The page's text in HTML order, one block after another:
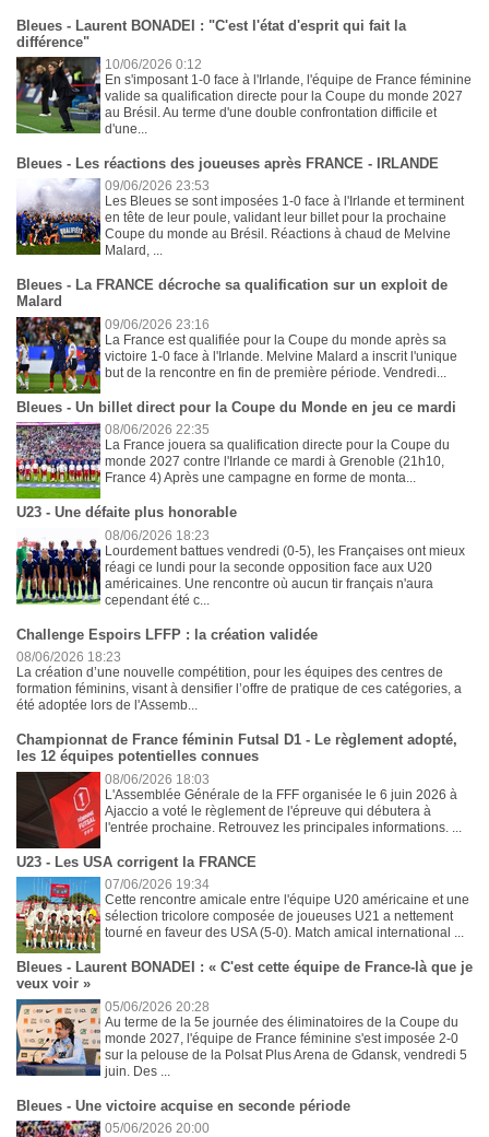
Bleues - Laurent BONADEI : "C'est l'état d'esprit qui fait la
différence"
10/06/2026 0:12
En s'imposant 1-0 face à l'Irlande, l'équipe de France féminine
valide sa qualification directe pour la Coupe du monde 2027
au Brésil. Au terme d'une double confrontation difficile et
d'une...
Bleues - Les réactions des joueuses après FRANCE - IRLANDE
09/06/2026 23:53
Les Bleues se sont imposées 1-0 face à l'Irlande et terminent
en tête de leur poule, validant leur billet pour la prochaine
Coupe du monde au Brésil. Réactions à chaud de Melvine
Malard, ...
Bleues - La FRANCE décroche sa qualification sur un exploit de
Malard
09/06/2026 23:16
La France est qualifiée pour la Coupe du monde après sa
victoire 1-0 face à l'Irlande. Melvine Malard a inscrit l'unique
but de la rencontre en fin de première période. Vendredi...
Bleues - Un billet direct pour la Coupe du Monde en jeu ce mardi
08/06/2026 22:35
La France jouera sa qualification directe pour la Coupe du
monde 2027 contre l'Irlande ce mardi à Grenoble (21h10,
France 4) Après une campagne en forme de monta...
U23 - Une défaite plus honorable
08/06/2026 18:23
Lourdement battues vendredi (0-5), les Françaises ont mieux
réagi ce lundi pour la seconde opposition face aux U20
américaines. Une rencontre où aucun tir français n'aura
cependant été c...
Challenge Espoirs LFFP : la création validée
08/06/2026 18:23
La création d’une nouvelle compétition, pour les équipes des centres de
formation féminins, visant à densifier l’offre de pratique de ces catégories, a
été adoptée lors de l'Assemb...
Championnat de France féminin Futsal D1 - Le règlement adopté,
les 12 équipes potentielles connues
08/06/2026 18:03
L'Assemblée Générale de la FFF organisée le 6 juin 2026 à
Ajaccio a voté le règlement de l'épreuve qui débutera à
l'entrée prochaine. Retrouvez les principales informations. ...
U23 - Les USA corrigent la FRANCE
07/06/2026 19:34
Cette rencontre amicale entre l'équipe U20 américaine et une
sélection tricolore composée de joueuses U21 a nettement
tourné en faveur des USA (5-0). Match amical international ...
Bleues - Laurent BONADEI : « C'est cette équipe de France-là que je
veux voir »
05/06/2026 20:28
Au terme de la 5e journée des éliminatoires de la Coupe du
monde 2027, l'équipe de France féminine s'est imposée 2-0
sur la pelouse de la Polsat Plus Arena de Gdansk, vendredi 5
juin. Des ...
Bleues - Une victoire acquise en seconde période
05/06/2026 20:00